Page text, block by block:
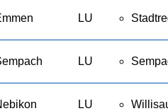
LU
LU
LU